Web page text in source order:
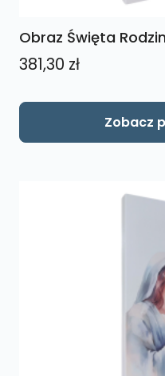
Obraz Święta
381,30 zł
Zobacz